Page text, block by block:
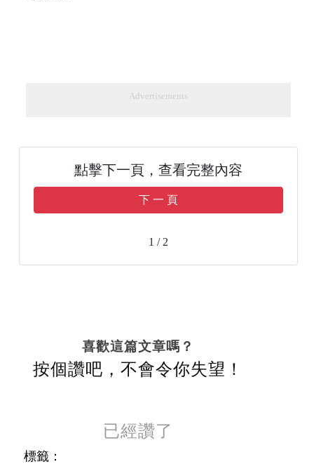
Advertisements
點擊下一頁，查看完整內容
下 一 頁
1 / 2
喜歡這篇文章嗎？
按個讚吧，不會令你失望！
已經讚了
標籤：